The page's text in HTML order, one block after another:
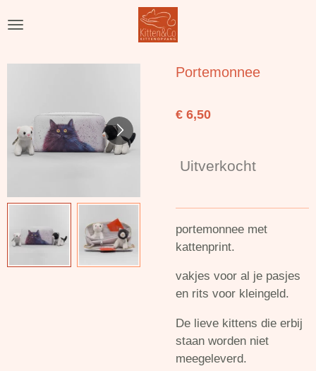
direct
de
Portemonnee
€ 6,50
Uitverkocht
portemonnee met
kattenprint.
vakjes voor al je pasjes
en rits voor kleingeld.
De lieve kittens die erbij
staan worden niet
meegeleverd.